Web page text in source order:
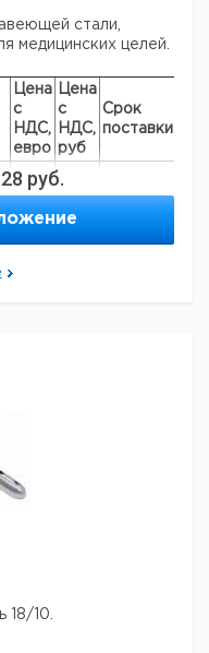
стали,
медицинских целей.
Цена
с
НДС,
евро
Цена
с
НДС,
руб
Срок
поставки
руб.
18/10.